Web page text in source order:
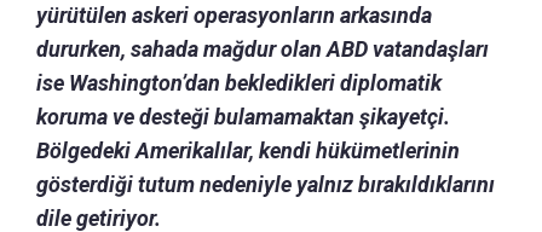
yürütülen askeri operasyonların arkasında
dururken, sahada mağdur olan ABD vatandaşları
ise Washington’dan bekledikleri diplomatik
koruma ve desteği bulamamaktan şikayetçi.
Bölgedeki Amerikalılar, kendi hükümetlerinin
gösterdiği tutum nedeniyle yalnız bırakıldıklarını
dile getiriyor.